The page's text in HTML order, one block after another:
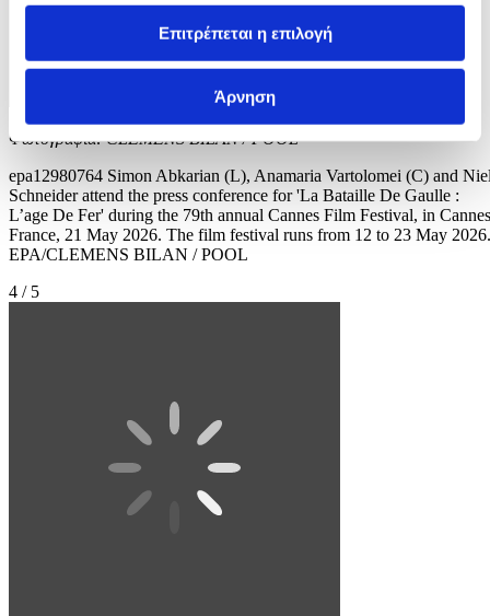
Επιτρέπεται η επιλογή
Άρνηση
Φωτογραφία: CLEMENS BILAN / POOL
epa12980764 Simon Abkarian (L), Anamaria Vartolomei (C) and
Schneider attend the press conference for 'La Bataille De Gaulle :
L’age De Fer' during the 79th annual Cannes Film Festival, in
France, 21 May 2026. The film festival runs from 12 to 23 May 2026.
EPA/CLEMENS BILAN / POOL
4 / 5